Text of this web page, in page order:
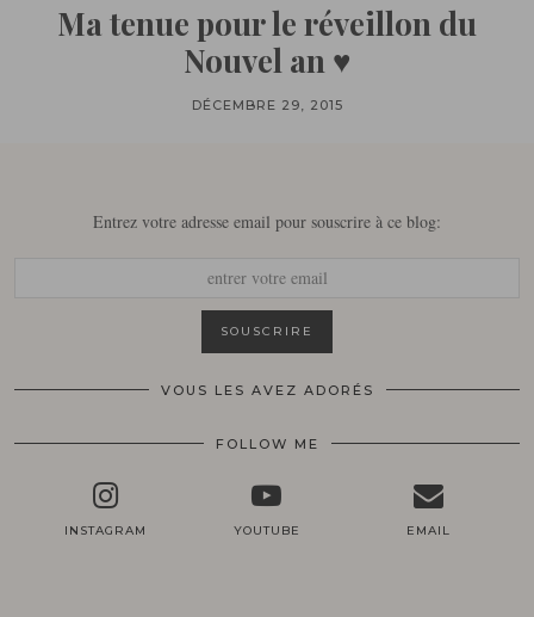
Ma tenue pour le réveillon du
Nouvel an ♥
DÉCEMBRE 29, 2015
Entrez votre adresse email pour souscrire à ce blog:
VOUS LES AVEZ ADORÉS
FOLLOW ME
INSTAGRAM YOUTUBE EMAIL